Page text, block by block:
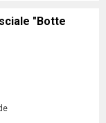
"Botte